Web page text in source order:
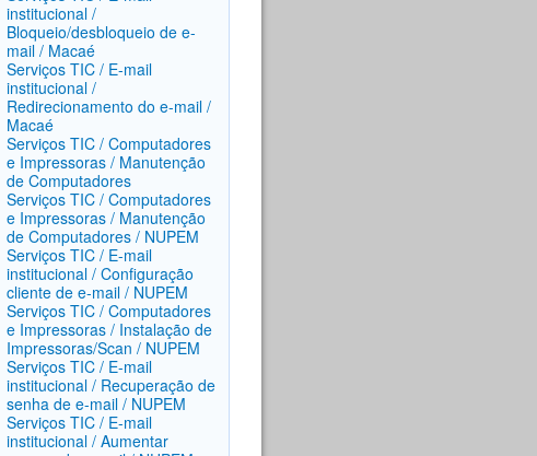
institucional /
Bloqueio/desbloqueio de e-
mail / Macaé
Serviços TIC / E-mail
institucional /
Redirecionamento do e-mail /
Macaé
Serviços TIC / Computadores
e Impressoras / Manutenção
de Computadores
Serviços TIC / Computadores
e Impressoras / Manutenção
de Computadores / NUPEM
Serviços TIC / E-mail
institucional / Configuração
cliente de e-mail / NUPEM
Serviços TIC / Computadores
e Impressoras / Instalação de
Impressoras/Scan / NUPEM
Serviços TIC / E-mail
institucional / Recuperação de
senha de e-mail / NUPEM
Serviços TIC / E-mail
institucional / Aumentar